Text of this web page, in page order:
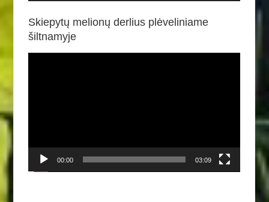
Skiepytų melionų derlius plėveliniame
šiltnamyje
00:00 03:09